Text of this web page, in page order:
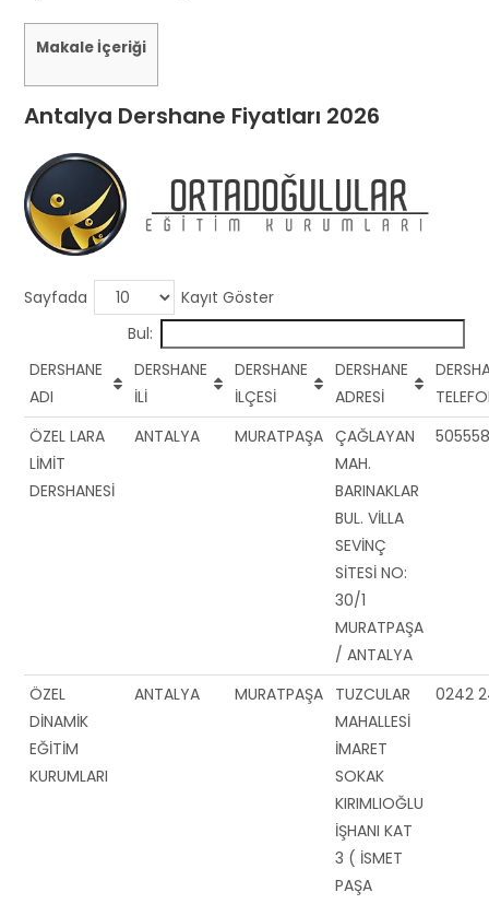
b
e
e
f
t
k
Makale İçeriği
Antalya Dershane Fiyatları 2026
Sayfada
Kayıt Göster
Bul:
DERSHANE
ADI
DERSHANE
İLİ
DERSHANE
İLÇESİ
DERSHANE
ADRESİ
ÖZEL LARA
LİMİT
DERSHANESİ
ANTALYA MURATPAŞA ÇAĞLAYAN
MAH.
BARINAKLAR
BUL. VİLLA
SEVİNÇ
SİTESİ NO:
30/1
MURATPAŞA
/ ANTALYA
ÖZEL
DİNAMİK
EĞİTİM
KURUMLARI
ANTALYA MURATPAŞA TUZCULAR
MAHALLESİ
İMARET
SOKAK
KIRIMLIOĞLU
İŞHANI KAT
3 ( İSMET
PAŞA
0242